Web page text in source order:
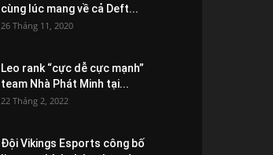
cùng lúc mang về cả Deft...
26 Tháng 11, 2020
Leo rank “cực dễ cực mạnh”
team Nhà Phát Minh tại...
22 Tháng 2, 2022
Đội Vikings Esports công bố